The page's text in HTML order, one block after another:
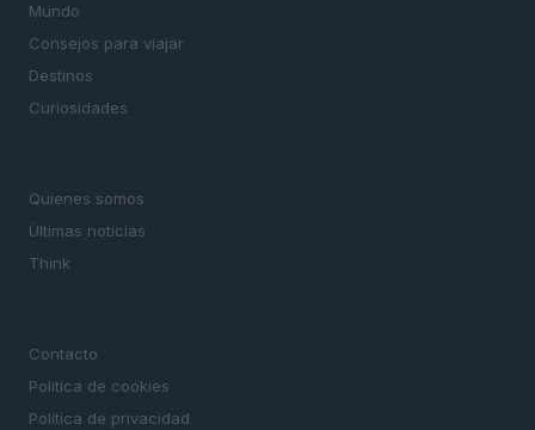
Mundo
Consejos para viajar
Destinos
Curiosidades
Quienes somos
Últimas noticias
Think
Contacto
Politica de cookies
Política de privacidad